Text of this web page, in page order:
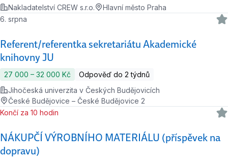
Nakladatelství CREW s.r.o.
Hlavní město Praha
Referent/referentka sekretariátu Akademické
knihovny JU
6. srpna
27 000 ‍–‍ 32 000 Kč
Odpověď do 2 týdnů
Jihočeská univerzita v Českých Budějovicích
České Budějovice – České Budějovice 2
NÁKUPČÍ VÝROBNÍHO MATERIÁLU (příspěvek na
dopravu)
Končí za 10 hodin